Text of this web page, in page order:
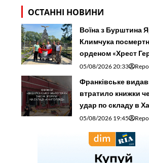
ОСТАННІ НОВИНИ
Воїна з Бурштина
Климчука
орденом «Хрест
05/08/2026 20:33
Франківське
втратило книжки
удар по складу в
05/08/2026 19:45